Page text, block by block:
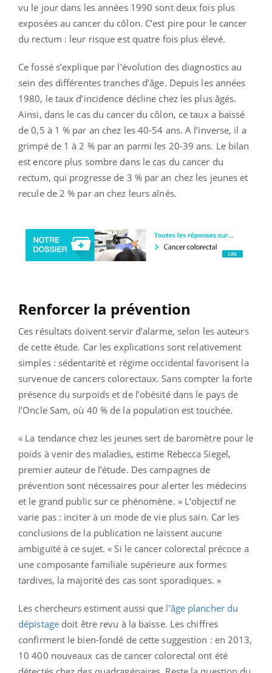
vu le jour dans les années 1990 sont deux fois plus
exposées au cancer du côlon. C’est pire pour le cancer
du rectum : leur risque est quatre fois plus élevé.
Ce fossé s’explique par l’évolution des diagnostics au
sein des différentes tranches d’âge. Depuis les années
1980, le taux d’incidence décline chez les plus âgés.
Ainsi, dans le cas du cancer du côlon, ce taux a baissé
de 0,5 à 1 % par an chez les 40-54 ans. A l’inverse, il a
grimpé de 1 à 2 % par an parmi les 20-39 ans. Le bilan
est encore plus sombre dans le cas du cancer du
rectum, qui progresse de 3 % par an chez les jeunes et
recule de 2 % par an chez leurs aînés.
Renforcer la prévention
Ces résultats doivent servir d’alarme, selon les auteurs
de cette étude. Car les explications sont relativement
simples : sédentarité et régime occidental favorisent la
survenue de cancers colorectaux. Sans compter la forte
présence du surpoids et de l’obésité dans le pays de
l’Oncle Sam, où 40 % de la population est touchée.
« La tendance chez les jeunes sert de baromètre pour le
poids à venir des maladies, estime Rebecca Siegel,
premier auteur de l’étude. Des campagnes de
prévention sont nécessaires pour alerter les médecins
et le grand public sur ce phénomène. » L’objectif ne
varie pas : inciter à un mode de vie plus sain. Car les
conclusions de la publication ne laissent aucune
ambiguïté à ce sujet. « Si le cancer colorectal précoce a
une composante familiale supérieure aux formes
tardives, la majorité des cas sont sporadiques. »
Les chercheurs estiment aussi que l’âge plancher du
dépistagedoit être revu à la baisse. Les chiffres
confirment le bien-fondé de cette suggestion : en 2013,
10 400 nouveaux cas de cancer colorectal ont été